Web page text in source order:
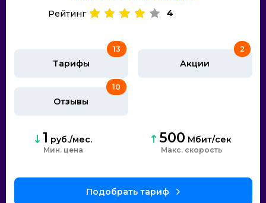
Рейтинг
4
Тарифы
13
Акции
2
Отзывы
10
1 руб./мес.
Мин. цена
500 Мбит/сек
Макс. скорость
Подобрать тариф